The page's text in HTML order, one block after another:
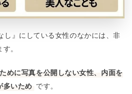
し』にしている女性のなかには、非
。
めに写真を公開しない女性、内面を
多いため です。